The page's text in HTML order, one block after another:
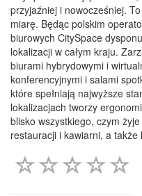
przyjaźniej i nowocześniej.
miarę. Będąc polskim
biurowych CitySpace
lokalizacji w całym kraju.
biurami hybrydowymi i
konferencyjnymi i salami
które spełniają najwyższe
lokalizacjach tworzy
blisko wszystkiego, czym
restauracji i kawiarni, a także